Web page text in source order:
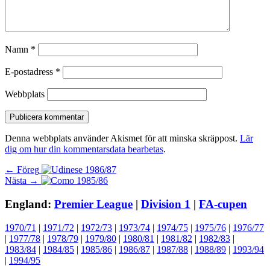
Namn *
E-postadress *
Webbplats
Denna webbplats använder Akismet för att minska skräppost. Lär
dig om hur din kommentarsdata bearbetas.
Inläggsnavigering
← Föreg Föregående
inlägg:
Nästa → Nästa
England: Premier League | Division 1 | FA-cupen
1970/71 | 1971/72 | 1972/73 | 1973/74 | 1974/75 | 1975/76 | 1976/77
| 1977/78 | 1978/79 | 1979/80 | 1980/81 | 1981/82 | 1982/83 |
1983/84 | 1984/85 | 1985/86 | 1986/87 | 1987/88 | 1988/89 | 1993/94
| 1994/95